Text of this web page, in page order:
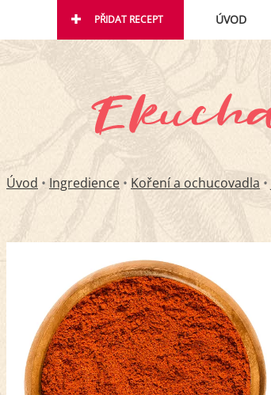
PŘIDAT RECEPT ÚVOD
Úvod • Ingredience • Koření a ochucovadla •